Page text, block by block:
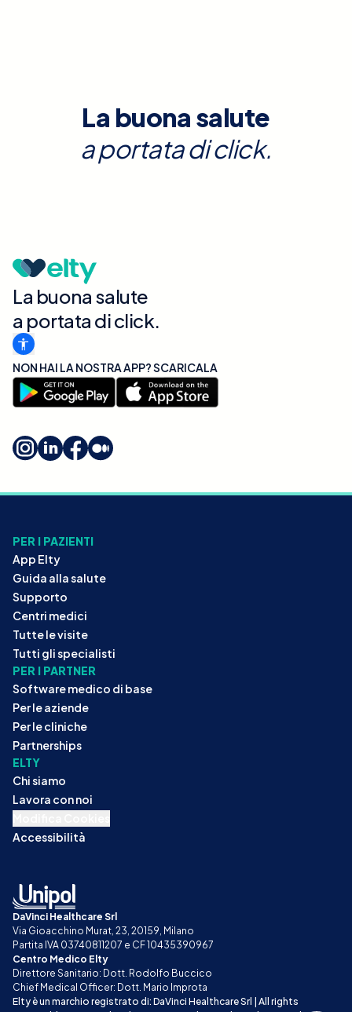
La buona salute
a portata di click.
La buona salute
a portata di click.
NON HAI LA NOSTRA APP? SCARICALA
PER I PAZIENTI
App Elty
Guida alla salute
Supporto
Centri medici
Tutte le visite
Tutti gli specialisti
PER I PARTNER
Software medico di base
Per le aziende
Per le cliniche
Partnerships
ELTY
Chi siamo
Lavora con noi
Accessibilità
DaVinci Healthcare Srl
Via Gioacchino Murat, 23, 20159, Milano
Partita IVA 03740811207 e CF 10435390967
Centro Medico Elty
Direttore Sanitario: Dott. Rodolfo Buccico
Chief Medical Officer: Dott. Mario Improta
Elty è un marchio registrato di: DaVinci Healthcare Srl | All rights